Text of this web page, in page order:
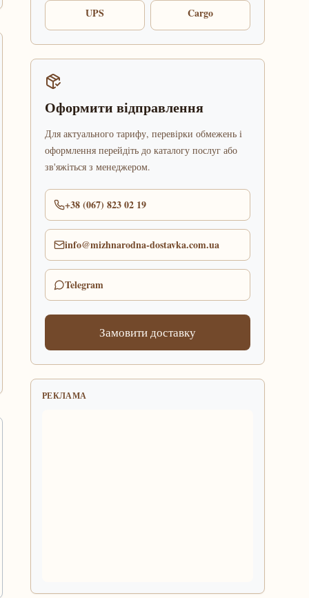
UPS Cargo
Оформити відправлення
Для актуального тарифу, перевірки обмежень і
оформлення перейдіть до каталогу послуг або
зв'яжіться з менеджером.
+38 (067) 823 02 19
info@mizhnarodna-dostavka.com.ua
Telegram
Замовити доставку
РЕКЛАМА